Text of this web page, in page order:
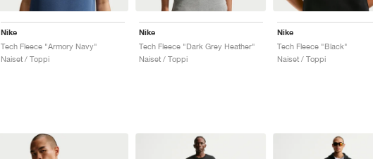
Nike
Tech Fleece "Armory Navy"
Naiset / Toppi
Nike
Tech Fleece "Dark Grey Heather"
Naiset / Toppi
Nike
Tech Fleece "Black"
Naiset / Toppi